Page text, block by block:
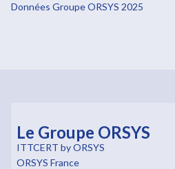
Données Groupe ORSYS 2025
Le Groupe ORSYS
ITTCERT by ORSYS
ORSYS France